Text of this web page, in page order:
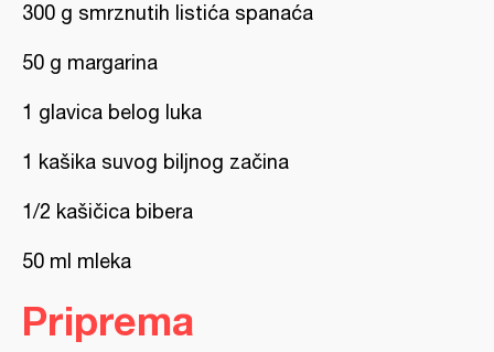
300 g smrznutih listića spanaća
50 g margarina
1 glavica belog luka
1 kašika suvog biljnog začina
1/2 kašičica bibera
50 ml mleka
Priprema